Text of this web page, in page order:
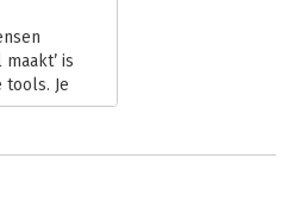
is
tools. Je
je
vlak.
naar
bijzonder